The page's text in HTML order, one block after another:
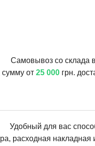
Самовывоз со склада
сумму от25 000 грн.
Удобный для вас
расходная накладная